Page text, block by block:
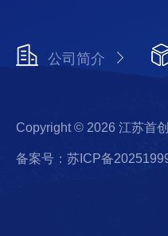
公司简介
Copyright © 2026 江苏首
备案号：苏ICP备